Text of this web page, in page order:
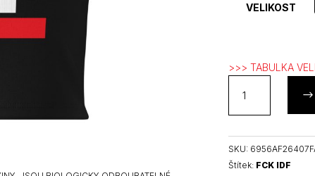
VELIKOST
>>> TABULKA
dámské
tílko
množství
SKU:
Štítek: FCK IDF